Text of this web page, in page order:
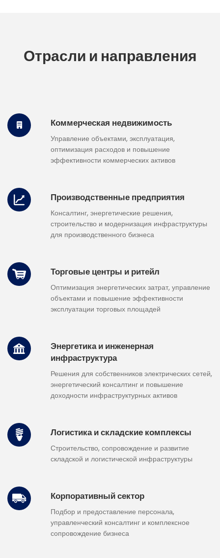
Отрасли и направления
Коммерческая недвижимость
Управление объектами, эксплуатация,
оптимизация расходов и повышение
эффективности коммерческих активов
Производственные предприятия
Консалтинг, энергетические решения,
строительство и модернизация инфраструктуры
для производственного бизнеса
Торговые центры и ритейл
Оптимизация энергетических затрат, управление
объектами и повышение эффективности
эксплуатации торговых площадей
Энергетика и инженерная
инфраструктура
Решения для собственников электрических сетей,
энергетический консалтинг и повышение
доходности инфраструктурных активов
Логистика и складские комплексы
Строительство, сопровождение и развитие
складской и логистической инфраструктуры
Корпоративный сектор
Подбор и предоставление персонала,
управленческий консалтинг и комплексное
сопровождение бизнеса